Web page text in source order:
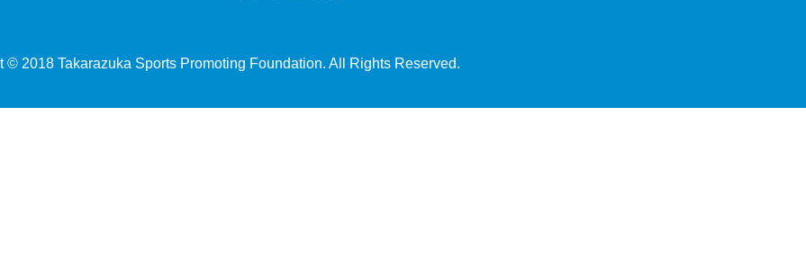
© 2018 Takarazuka Sports Promoting Foundation. All Rights Reserved.